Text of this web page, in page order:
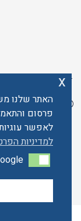
© כל הזכויות
פרסום
לאפשר
למדיניות
google
x